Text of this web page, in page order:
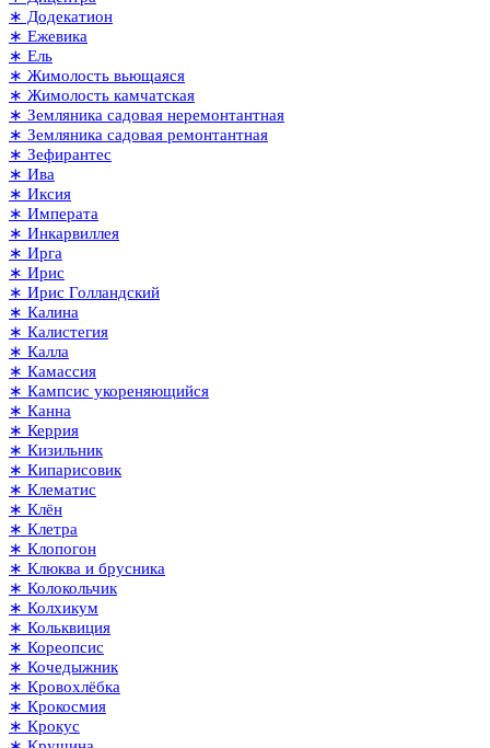
∗ Додекатион
∗ Ежевика
∗ Ель
∗ Жимолость вьющаяся
∗ Жимолость камчатская
∗ Земляника садовая неремонтантная
∗ Земляника садовая ремонтантная
∗ Зефирантес
∗ Ива
∗ Иксия
∗ Императа
∗ Инкарвиллея
∗ Ирга
∗ Ирис
∗ Ирис Голландский
∗ Калина
∗ Калистегия
∗ Калла
∗ Камассия
∗ Кампсис укореняющийся
∗ Канна
∗ Керрия
∗ Кизильник
∗ Кипарисовик
∗ Клематис
∗ Клён
∗ Клетра
∗ Клопогон
∗ Клюква и брусника
∗ Колокольчик
∗ Колхикум
∗ Кольквиция
∗ Кореопсис
∗ Кочедыжник
∗ Кровохлёбка
∗ Крокосмия
∗ Крокус